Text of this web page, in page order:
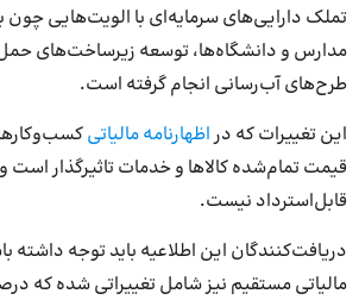
تملک دارایی‌های سرمایه‌ای با الویت‌هایی چون
مدارس و دانشگاه‌ها، توسعه زیرساخت‌های
طرح‌های آب‌رسانی انجام گرفته است.
این تغییرات که دراظهارنامه مالیاتی
قیمت تمام‌شده کالاها و خدمات تاثیرگذار
قابل‌استرداد نیست.
دریافت‌کنندگان این اطلاعیه باید توجه داشته
مالیاتی مستقیم نیز شامل تغییراتی شده که